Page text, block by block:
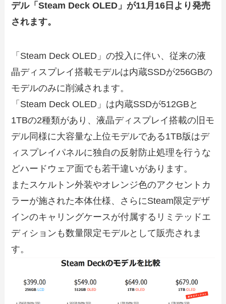
デル「Steam Deck OLED」が11月16日より発売
されます。
「Steam Deck OLED」の投入に伴い、従来の液
晶ディスプレイ搭載モデルは内蔵SSDが256GBの
モデルのみに削減されます。
「Steam Deck OLED」は内蔵SSDが512GBと
1TBの2種類があり、液晶ディスプレイ搭載の旧モ
デル同様に大容量な上位モデルである1TB版はデ
ィスプレイパネルに独自の反射防止処理を行うな
どハードウェア面でも若干違いがあります。
またスケルトン外装やオレンジ色のアクセントカ
ラーが施された本体仕様、さらにSteam限定デザ
インのキャリングケースが付属するリミテッドエ
ディションも数量限定モデルとして販売されま
す。